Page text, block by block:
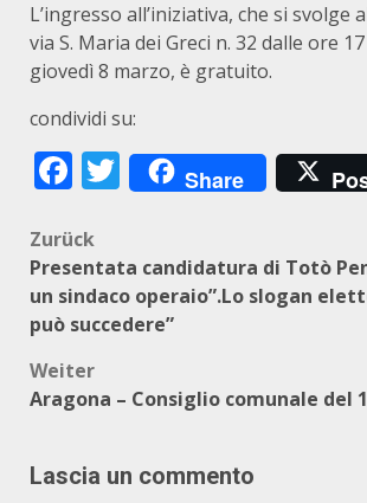
L’ingresso all’iniziativa, che si svolge
via S. Maria dei Greci n. 32 dalle ore
giovedì 8 marzo, è gratuito.
condividi su:
Facebook
Twitter
Share
Beitragsnavigation
Zurück
Presentata candidatura di Totò
un sindaco operaio”.Lo slogan
può succedere”
Weiter
Aragona – Consiglio comunale del
Lascia un commento